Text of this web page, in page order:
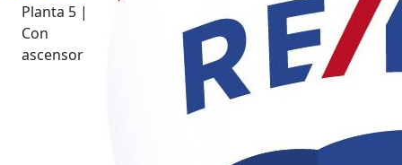
Planta 5 |
Con
ascensor